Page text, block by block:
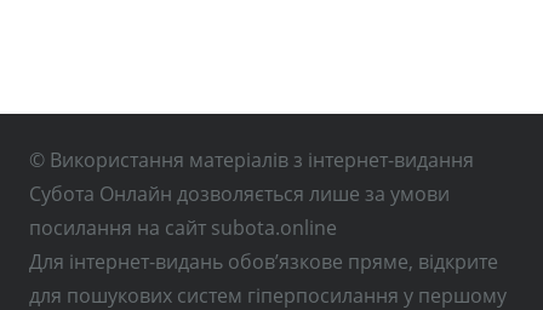
© Використання матеріалів з інтернет-видання
Субота Онлайн дозволяється лише за умови
посилання на сайт subota.online
Для інтернет-видань обов’язкове пряме, відкрите
для пошукових систем гіперпосилання у першому